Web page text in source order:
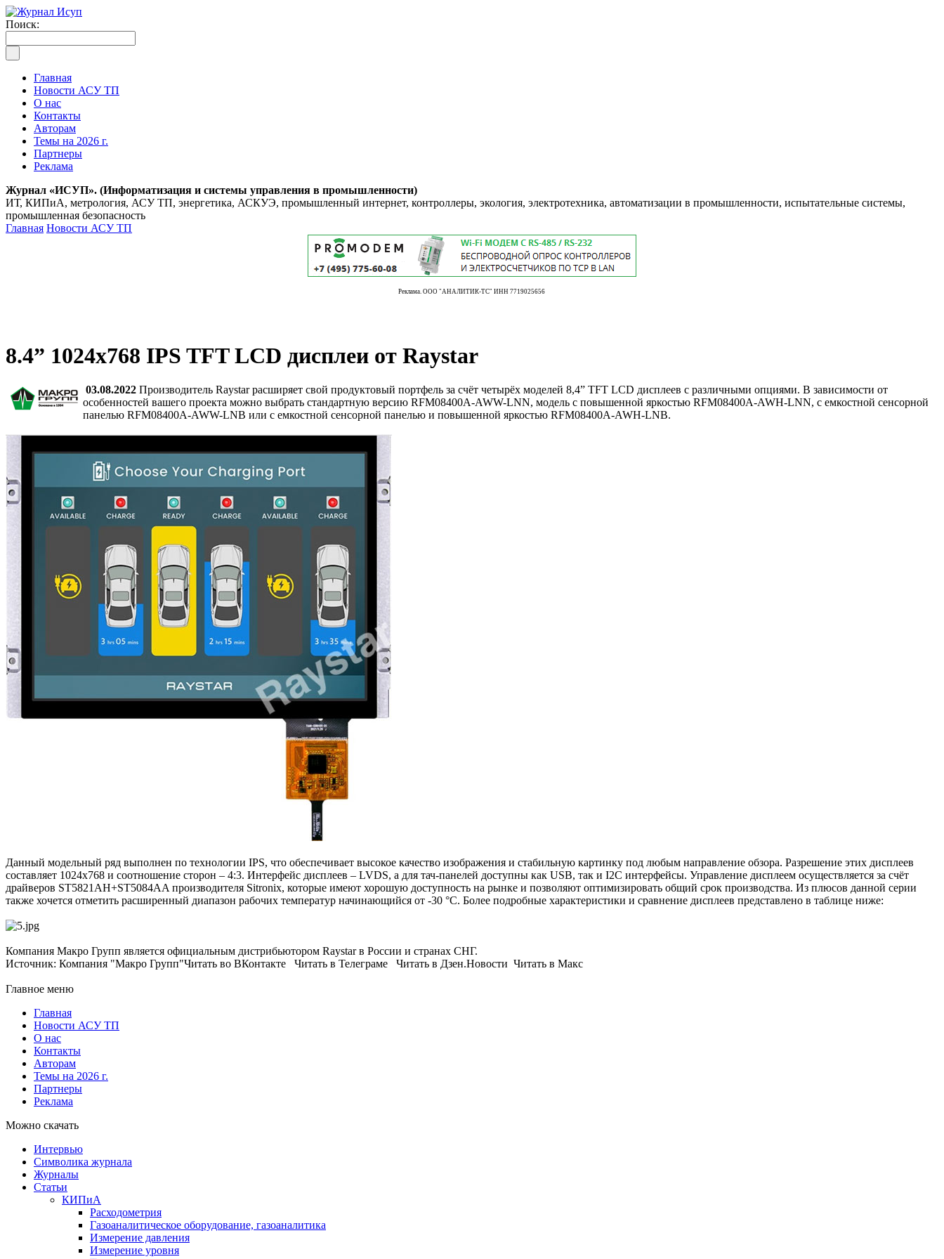
Поиск:
Главная
Новости АСУ ТП
О нас
Контакты
Авторам
Темы на 2026 г.
Партнеры
Реклама
Журнал «ИСУП». (Информатизация и системы управления в промышленности)
ИТ, КИПиА, метрология, АСУ ТП, энергетика, АСКУЭ, промышленный интернет, контроллеры, экология, электротехника, автоматизации в промышленности, испытательные системы,
промышленная безопасность
Главная Новости АСУ ТП
Реклама. ООО "АНАЛИТИК-ТС" ИНН 7719025656
8.4” 1024х768 IPS TFT LCD дисплеи от Raystar
03.08.2022 Производитель Raystar расширяет свой продуктовый портфель за счёт четырёх моделей 8,4” TFT LCD дисплеев с различными опциями. В зависимости от
особенностей вашего проекта можно выбрать стандартную версию RFM08400A-AWW-LNN, модель с повышенной яркостью RFM08400A-AWH-LNN, с емкостной сенсорной
панелью RFM08400A-AWW-LNB или с емкостной сенсорной панелью и повышенной яркостью RFM08400A-AWH-LNB.
Данный модельный ряд выполнен по технологии IPS, что обеспечивает высокое качество изображения и стабильную картинку под любым направление обзора. Разрешение этих дисплеев
составляет 1024х768 и соотношение сторон – 4:3. Интерфейс дисплеев – LVDS, а для тач-панелей доступны как USB, так и I2C интерфейсы. Управление дисплеем осуществляется за счёт
драйверов ST5821AH+ST5084AA производителя Sitronix, которые имеют хорошую доступность на рынке и позволяют оптимизировать общий срок производства. Из плюсов данной серии
также хочется отметить расширенный диапазон рабочих температур начинающийся от -30 °С. Более подробные характеристики и сравнение дисплеев представлено в таблице ниже:
Компания Макро Групп является официальным дистрибьютором Raystar в России и странах СНГ.
Источник: Компания "Макро Групп"Читать во ВКонтакте Читать в Телеграме Читать в Дзен.Новости Читать в Макс
Главное меню
Главная
Новости АСУ ТП
О нас
Контакты
Авторам
Темы на 2026 г.
Партнеры
Реклама
Можно скачать
Интервью
Символика журнала
Журналы
Статьи
КИПиА
Расходометрия
Газоаналитическое оборудование, газоаналитика
Измерение давления
Измерение уровня